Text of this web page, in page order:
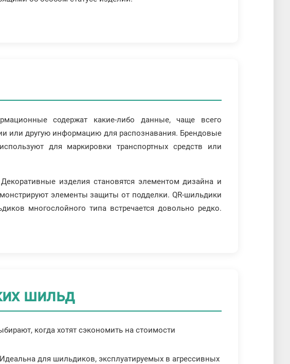
содержат какие-либо данные, чаще всего
или другую информацию для распознавания. Брендовые
для маркировки транспортных средств или
изделия становятся элементом дизайна и
элементы защиты от подделки. QR-шильдики
многослойного типа встречается довольно редко.
шильд
когда хотят сэкономить на стоимости
для шильдиков, эксплуатируемых в агрессивных